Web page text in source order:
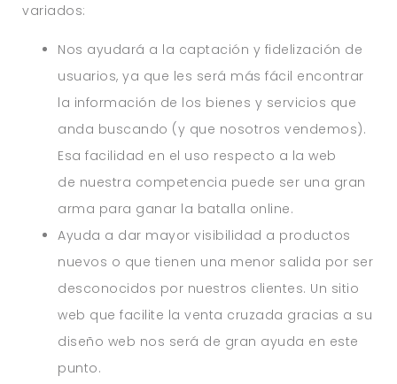
variados:
Nos ayudará a la captación y fidelización de
usuarios, ya que les será más fácil encontrar
la información de los bienes y servicios que
anda buscando (y que nosotros vendemos).
Esa facilidad en el uso respecto a la web
de nuestra competencia puede ser una gran
arma para ganar la batalla online.
Ayuda a dar mayor visibilidad a productos
nuevos o que tienen una menor salida por ser
desconocidos por nuestros clientes. Un sitio
web que facilite la venta cruzada gracias a su
diseño web nos será de gran ayuda en este
punto.